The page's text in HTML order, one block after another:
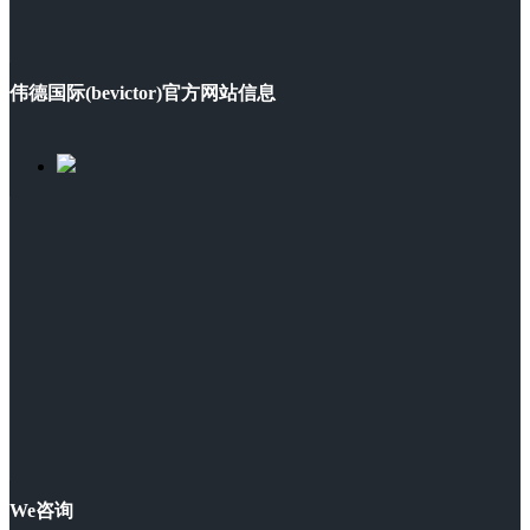
伟德国际(bevictor)官方网站信息
We咨询